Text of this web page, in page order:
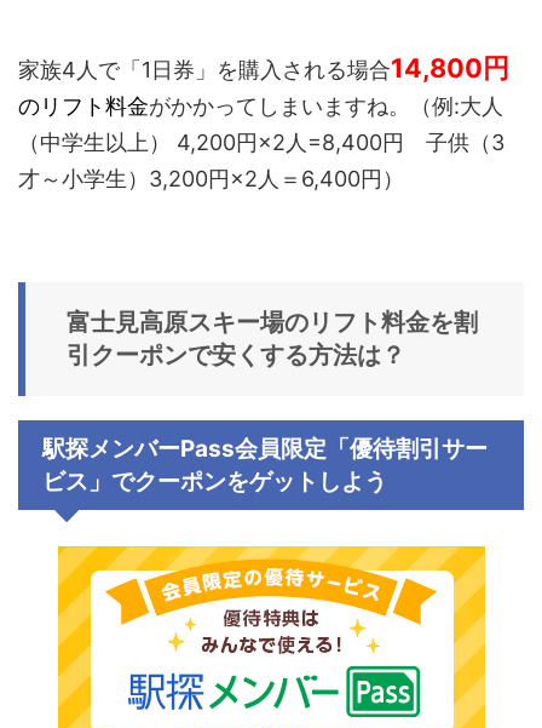
家族4人で「1日券」を購入される場合14,800円
のリフト料金がかかってしまいますね。（例:大人
（中学生以上） 4,200円×2人=8,400円 子供（3
才～小学生）3,200円×2人＝6,400円）
富士見高原スキー場のリフト料金を割
引クーポンで安くする方法は？
駅探メンバーPass会員限定「優待割引サー
ビス」でクーポンをゲットしよう